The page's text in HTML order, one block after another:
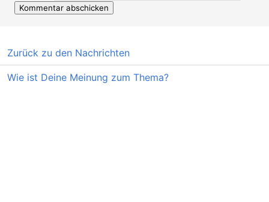
Zurück zu den Nachrichten
Wie ist Deine Meinung zum Thema?